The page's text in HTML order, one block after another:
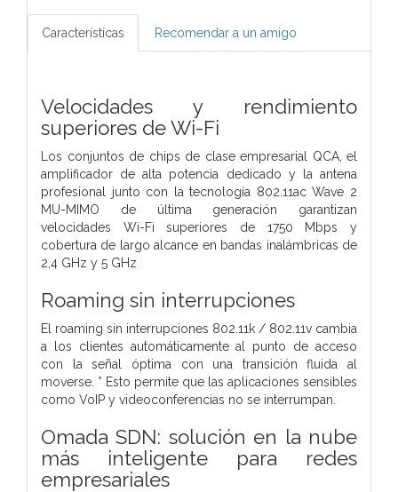
Características Recomendar a un amigo
Velocidades y rendimiento
superiores de Wi-Fi
Los conjuntos de chips de clase empresarial QCA, el
amplificador de alta potencia dedicado y la antena
profesional junto con la tecnología 802.11ac Wave 2
MU-MIMO de última generación garantizan
velocidades Wi-Fi superiores de 1750 Mbps y
cobertura de largo alcance en bandas inalámbricas de
2,4 GHz y 5 GHz
Roaming sin interrupciones
El roaming sin interrupciones 802.11k / 802.11v cambia
a los clientes automáticamente al punto de acceso
con la señal óptima con una transición fluida al
moverse. * Esto permite que las aplicaciones sensibles
como VoIP y videoconferencias no se interrumpan.
Omada SDN: solución en la nube
más inteligente para redes
empresariales